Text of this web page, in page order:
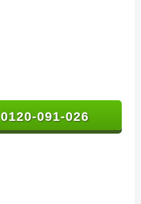
0120-091-026